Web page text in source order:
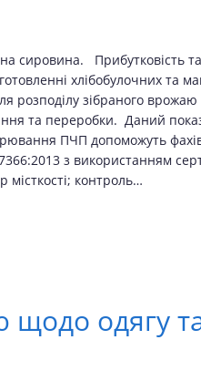
Прибутковість та
хлібобулочних та
зібраного врожаю
та переробки. Даний
ПЧП допоможуть
з використанням
місткості; контроль…
одягу